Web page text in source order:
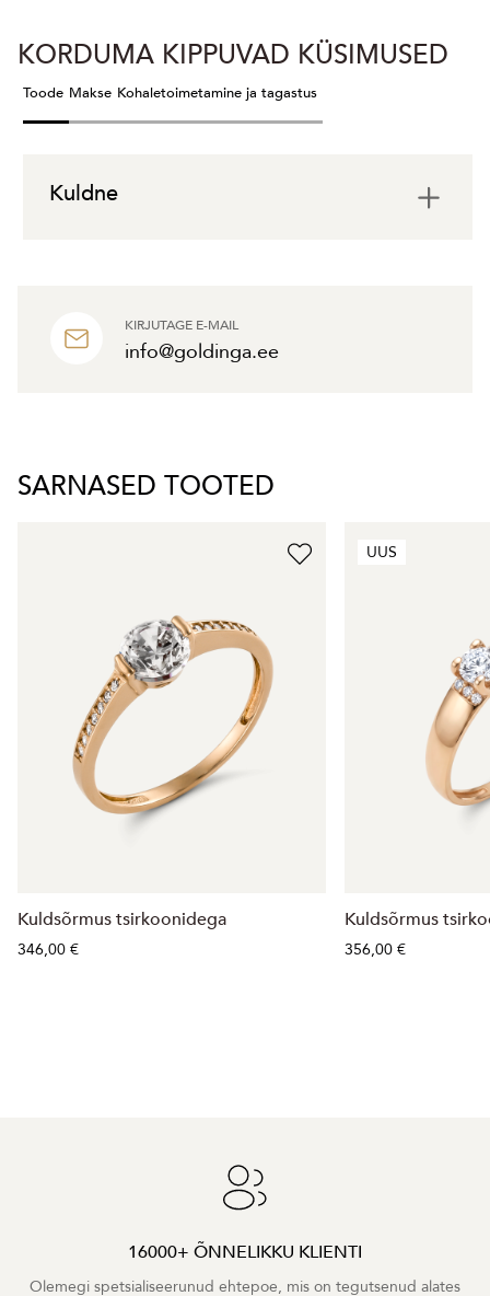
KIRJUTAGE E-MAIL
info@goldinga.ee
KORDUMA KIPPUVAD KÜSIMUSED
Toode Makse Kohaletoimetamine ja tagastus
Kuldne
SARNASED TOOTED
Kuldsõrmus tsirkoonidega
346,00 €
UUS
Kuldsõrmus
356,00 €
16000+ ÕNNELIKKU KLIENTI
Olemegi spetsialiseerunud ehtepoe, mis on tegutsenud alates